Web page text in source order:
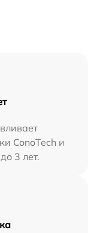
ConoTech и
3 лет.